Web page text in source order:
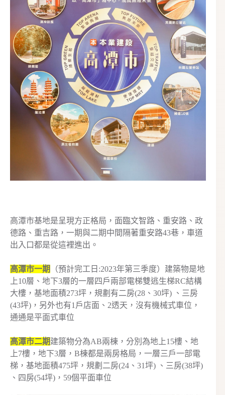
高潭市基地是呈現方正格局，面臨文智路、重安路、政
德路、重吉路，一期與二期中間隔著重安路43巷，車道
出入口都是從這裡進出。
高潭市一期
（預計完工日:2023年第三季度）建築物是地
上10層、地下3層的一層四戶兩部電梯雙逃生梯RC結構
大樓，基地面積273坪，規劃有二房(28、30坪) 、三房
(43坪)，另外也有1戶店面、2透天，沒有機械式車位，
通通是平面式車位
高潭市二期建築物分為AB兩棟，分別為地上15樓、地
上7樓，地下3層，B棟都是兩房格局，一層三戶一部電
梯，基地面積475坪，規劃二房(24、31坪) 、三房(38坪)
、四房(54坪)，59個平面車位